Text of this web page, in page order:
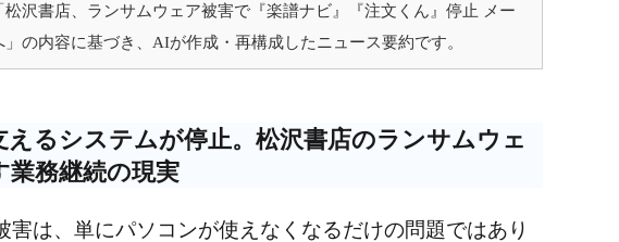
沢書店、ランサムウェア被害で『楽譜ナビ』『注文くん』停止 メー
の内容に基づき、AIが作成・再構成したニュース要約です。
えるシステムが停止。松沢書店のランサムウェ
業務継続の現実
害は、単にパソコンが使えなくなるだけの問題ではあり